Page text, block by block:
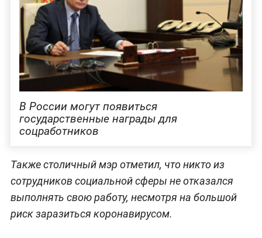
В России могут появиться
государственные награды для
соцработников
Также столичный мэр отметил, что никто из
сотрудников социальной сферы не отказался
выполнять свою работу, несмотря на большой
риск заразиться коронавирусом.